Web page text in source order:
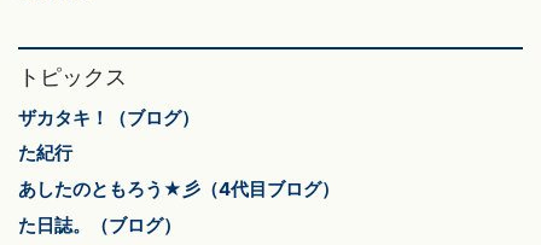
トピックス
ザカタキ！（ブログ）
た紀行
あしたのともろう★彡（4代目ブログ）
た日誌。（ブログ）